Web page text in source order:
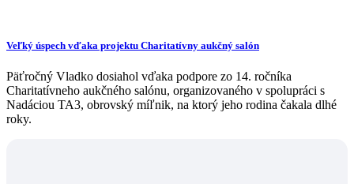
Veľký úspech vďaka projektu Charitatívny aukčný salón
Päťročný Vladko dosiahol vďaka podpore zo 14. ročníka
Charitatívneho aukčného salónu, organizovaného v spolupráci s
Nadáciou TA3, obrovský míľnik, na ktorý jeho rodina čakala dlhé
roky.